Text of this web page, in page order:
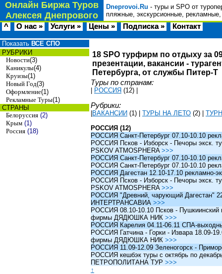
Онлайн Биржа Туров
Алексея Днепрового
Dneprovoi.Ru - туры и SPO от
пляжные, экскурсионные,
^ О нас » Услуги » Цены » Подписка » Контакт
Показать ВСЕ СПО
РУБРИКИ
Новости(3)
Каникулы(4)
Круизы(1)
Новый Год(3)
Оформление(1)
Рекламные Туры(1)
СТРАНЫ
Белоруссия (2)
Крым (1)
Россия (18)
18 SPO турфирм по отдыху за
презентации, вакансии -
Петербурга, от службы Питер-Т
Туры по странам:
РОССИЯ (12)
Рубрики:
ВАКАНСИИ (1) ТУРЫ НА ЛЕТО (2)
РОССИЯ (12)
РОССИЯ Санкт-Петербург 07.10-10.10
РОССИЯ Псков - Изборск - Печоры экск.
PSKOV ATMOSPHERA >>>
РОССИЯ Санкт-Петербург 07.10-10.10
РОССИЯ Санкт-Петербург 07.10-10.10
РОССИЯ Дагестан 12.10-17.10 рекламно-
РОССИЯ Псков - Изборск - Печоры экск.
PSKOV ATMOSPHERA >>>
РОССИЯ "Древний, чарующий Дагестан"
ИНТЕРТРАНСАВИА >>>
РОССИЯ 08.10-10.10 Псков - Пушкиинский
фирмы ДЯДЮШКА НИК >>>
РОССИЯ Карелия 04.11-06.11 СПА-
РОССИЯ Гатчина - Горки - Извара 18.09-
фирмы ДЯДЮШКА НИК >>>
РОССИЯ 11.09-12.09 Зеленогорск -
РОССИЯ кешбэк туры c октябрь по
ПЕТРОПОЛИТАНА ТУР >>>
↑